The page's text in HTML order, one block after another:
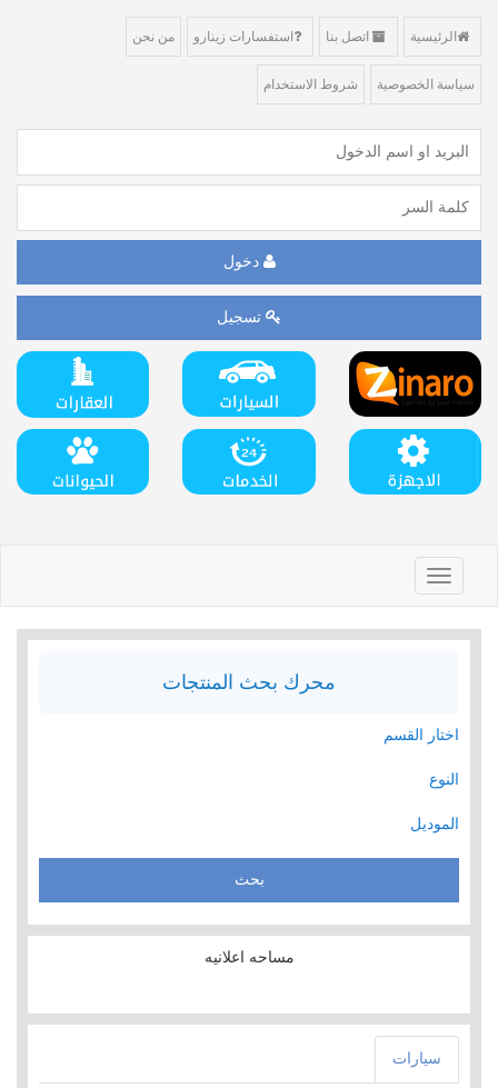
الرئيسية اتصل بنا استفسارات زينارو من نحن
سياسة الخصوصية شروط الاستخدام
دخول
تسجيل
Toggle
navigation
محرك بحث المنتجات
اختار القسم
النوع
الموديل
مساحه اعلانيه
سيارات